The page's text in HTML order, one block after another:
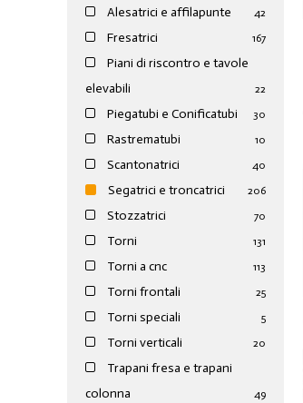
Alesatrici e affilapunte 42
Fresatrici 167
Piani di riscontro e tavole
elevabili
22
Piegatubi e Conificatubi 30
Rastrematubi 10
Scantonatrici 40
Segatrici e troncatrici 206
Stozzatrici 70
Torni 131
Torni a cnc 113
Torni frontali 25
Torni speciali 5
Torni verticali 20
Trapani fresa e trapani
colonna
49